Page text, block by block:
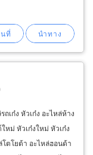
เก๋ง หัวเก๋ง อะไหล่ห้าง
หม่ หัวเก๋งใหม่ หัวเก๋ง
โตโยต้า อะไหล่ฮอนด้า